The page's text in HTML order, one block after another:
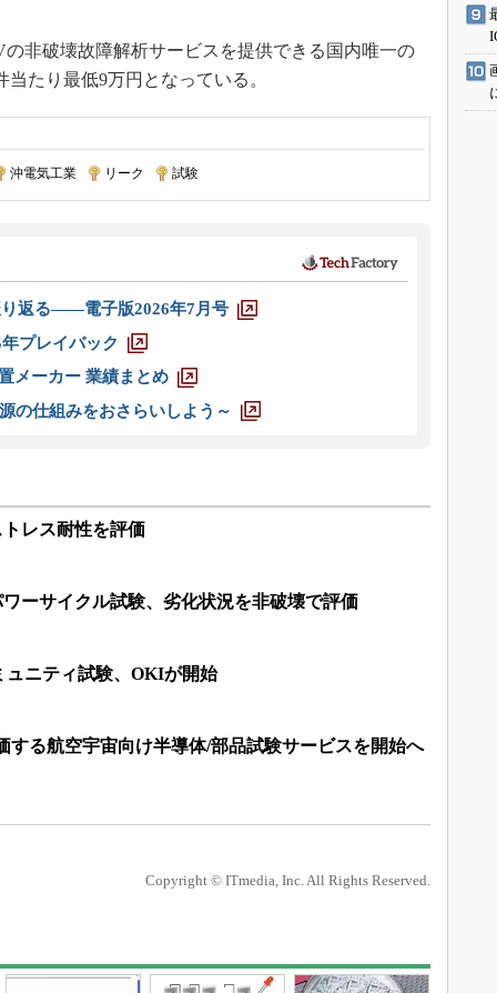
非破壊故障解析サービスを提供できる国内唯一の
たり最低9万円となっている。
沖電気工業 リーク 試験
り返る――電子版2026年7月号
プレイバック
メーカー 業績まとめ
の仕組みをおさらいしよう～
レス耐性を評価
ーサイクル試験、劣化状況を非破壊で評価
ュニティ試験、OKIが開始
する航空宇宙向け半導体/部品試験サービスを開始へ
Copyright © ITmedia, Inc. All Rights Reserved.